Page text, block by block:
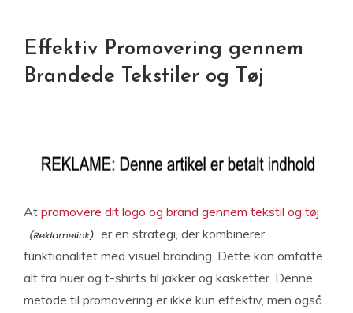
Effektiv Promovering gennem
Brandede Tekstiler og Tøj
At promovere dit logo og brand gennem tekstil og tøj
er en strategi, der kombinerer
funktionalitet med visuel branding. Dette kan omfatte
alt fra huer og t-shirts til jakker og kasketter. Denne
metode til promovering er ikke kun effektiv, men også